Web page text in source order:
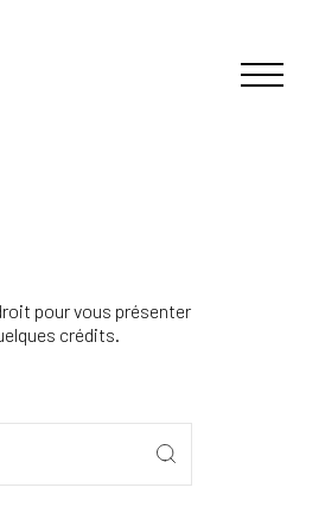
pour vous présenter
crédits.